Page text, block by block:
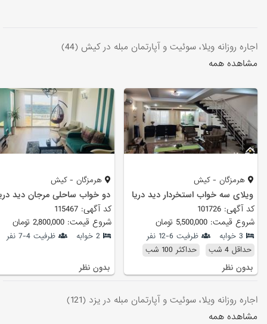
اجاره روزانه ویلا، سوئیت و آپارتمان مبله در کیش (44)
مشاهده همه
هرمزگان - کیش
ویلای سه خواب استخردار دید دریا
کد آگهی: 101726
شروع قیمت: 5,500,000 تومان
3 خوابه
ظرفیت 6-12 نفر
حداقل 4 شب
حداکثر 100 شب
بدون نظر
هرمزگان - کیش
دو خواب ساحلی مرجان دید
کد آگهی: 115467
شروع قیمت: 2,800,000 تومان
2 خوابه ظرفیت 4-7 نفر
بدون نظر
اجاره روزانه ویلا، سوئیت و آپارتمان مبله در یزد (121)
مشاهده همه